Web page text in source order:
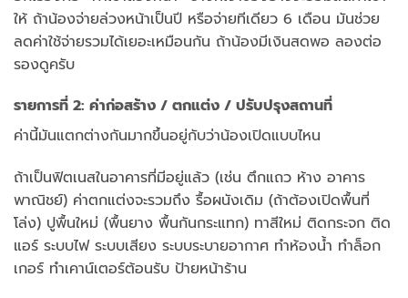
ให้ ถ้าน้องจ่ายล่วงหน้าเป็นปี หรือจ่ายทีเดียว 6 เดือน มันช่วย
ลดค่าใช้จ่ายรวมได้เยอะเหมือนกัน ถ้าน้องมีเงินสดพอ ลองต่อ
รองดูครับ
รายการที่ 2: ค่าก่อสร้าง / ตกแต่ง / ปรับปรุงสถานที่
ค่านี้มันแตกต่างกันมากขึ้นอยู่กับว่าน้องเปิดแบบไหน
ถ้าเป็นฟิตเนสในอาคารที่มีอยู่แล้ว (เช่น ตึกแถว ห้าง อาคาร
พาณิชย์) ค่าตกแต่งจะรวมถึง รื้อผนังเดิม (ถ้าต้องเปิดพื้นที่
โล่ง) ปูพื้นใหม่ (พื้นยาง พื้นกันกระแทก) ทาสีใหม่ ติดกระจก ติด
แอร์ ระบบไฟ ระบบเสียง ระบบระบายอากาศ ทำห้องน้ำ ทำล็อก
เกอร์ ทำเคาน์เตอร์ต้อนรับ ป้ายหน้าร้าน